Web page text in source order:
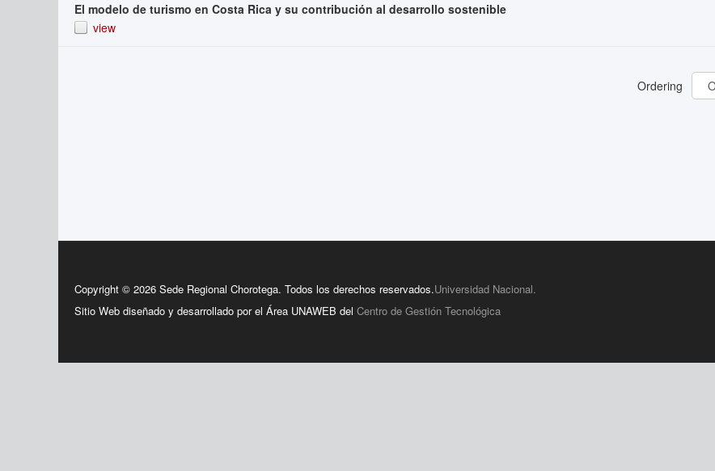
El modelo de turismo en Costa Rica y su contribución al desarrollo sostenible
view
Ordering
Copyright © 2026 Sede Regional Chorotega. Todos los derechos reservados.Universidad Nacional.
Sitio Web diseñado y desarrollado por el Área UNAWEB del Centro de Gestión Tecnológica